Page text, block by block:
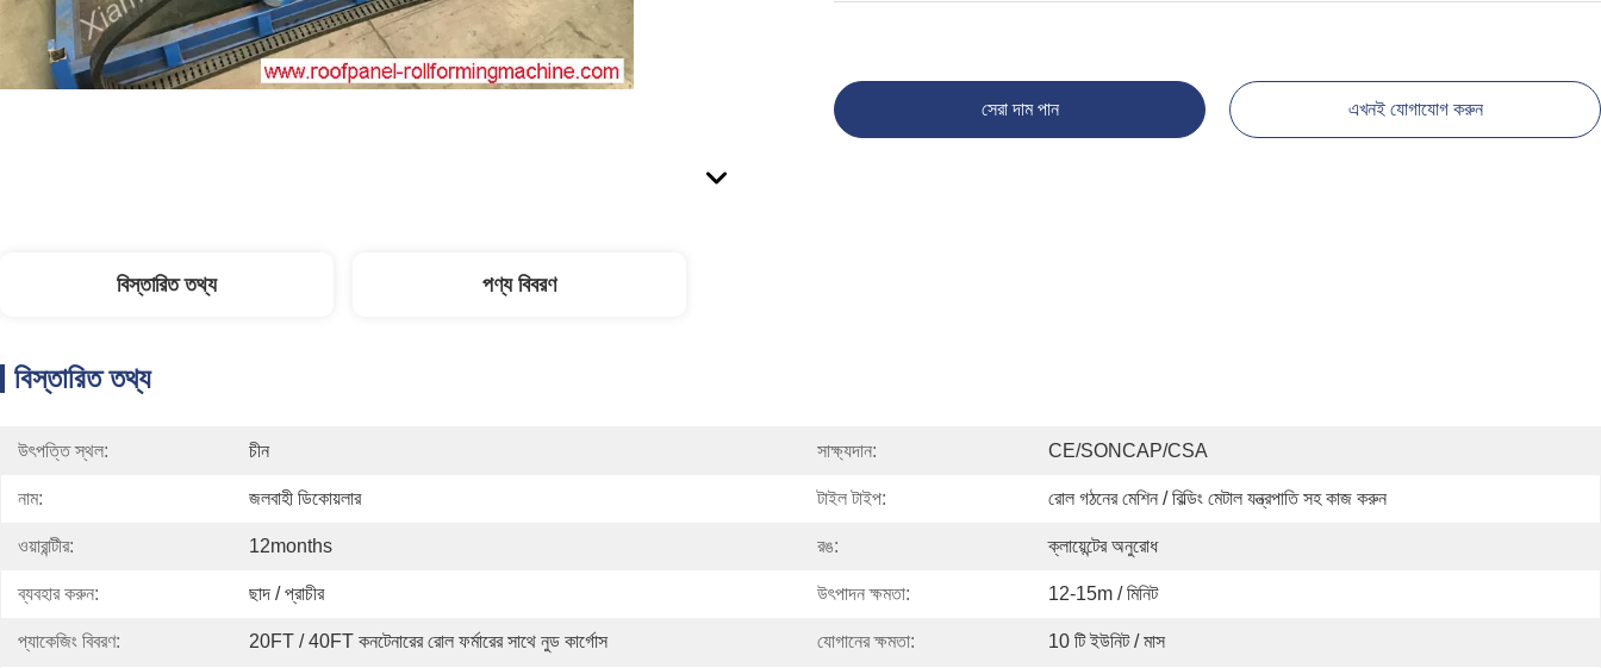
সেরা দাম পান এখনই যোগাযোগ করুন
বিস্তারিত তথ্য পণ্য বিবরণ
বিস্তারিত তথ্য
উৎপত্তি স্থল: চীন সাক্ষ্যদান: CE/SONCAP/CSA
নাম: জলবাহী ডিকোয়লার টাইল টাইপ: রোল গঠনের মেশিন / বিল্ডিং মেটাল যন্ত্রপাতি সহ কাজ করুন
ওয়ারান্টীর: 12months রঙ: ক্লায়েন্টের অনুরোধ
ব্যবহার করুন: ছাদ / প্রাচীর উৎপাদন ক্ষমতা: 12-15m / মিনিট
প্যাকেজিং বিবরণ: 20FT / 40FT কনটেনারের রোল ফর্মারের সাথে নুড কার্গোস যোগানের ক্ষমতা: 10 টি ইউনিট / মাস